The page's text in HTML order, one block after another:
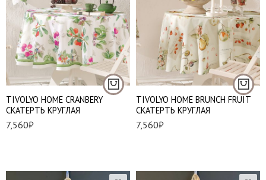
TIVOLYO HOME CRANBERY
СКАТЕРТЬ КРУГЛАЯ
7,560₽
180*180 см
TIVOLYO HOME BRUNCH FRUIT
СКАТЕРТЬ КРУГЛАЯ
7,560₽
180*180 см